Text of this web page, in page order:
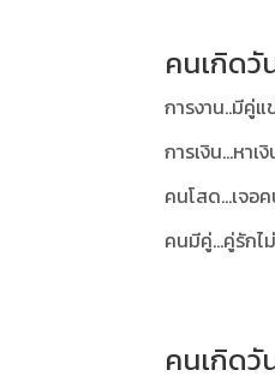
คนเกิดวั
การงาน..มีคู่
การเงิน...หาเ
คนโสด...เจ
คนมีคู่...คู่รักไ
คนเกิด